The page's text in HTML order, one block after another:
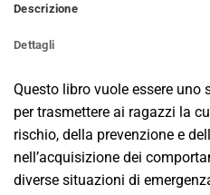
Descrizione
Dettagli
Questo libro vuole essere uno
per trasmettere ai ragazzi la
rischio, della prevenzione e
nell’acquisizione dei
diverse situazioni di